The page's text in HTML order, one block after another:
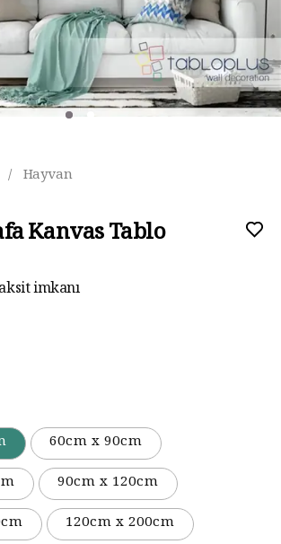
/ Hayvan
Kanvas Tablo
imkanı
60cm x 90cm
90cm x 120cm
120cm x 200cm